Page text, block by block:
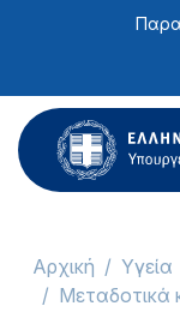
ιστότοπος
περιλαμβάνει
ένα
σύστημα
Αρχική Υγεία
Μεταδοτικά